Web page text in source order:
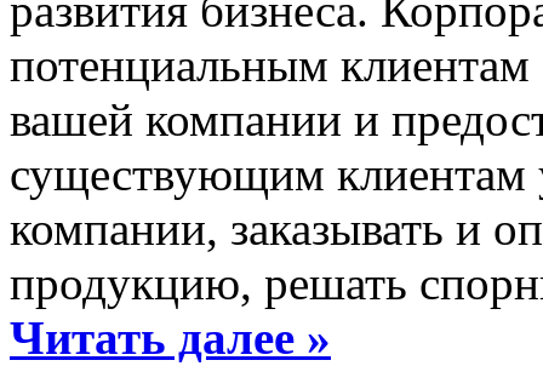
развития бизнеса.
потенциальным
вашей компании и
существующим клиентам
компании, заказывать и
продукцию, решать
Читать далее »